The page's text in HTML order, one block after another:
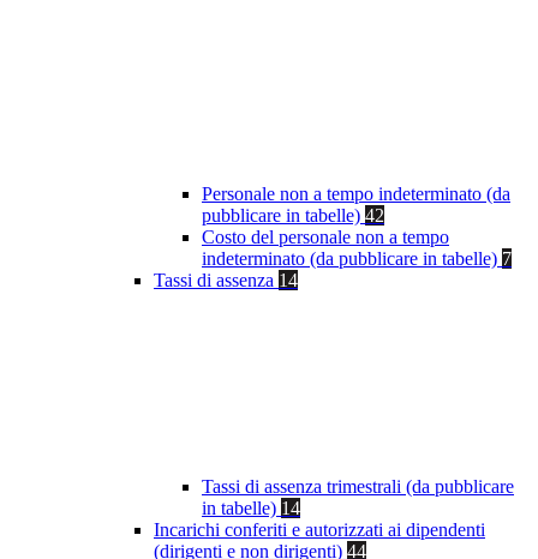
Personale non a tempo indeterminato (da
pubblicare in tabelle) 42
Costo del personale non a tempo
indeterminato (da pubblicare in tabelle) 7
Tassi di assenza 14
Tassi di assenza trimestrali (da pubblicare
in tabelle) 14
Incarichi conferiti e autorizzati ai dipendenti
(dirigenti e non dirigenti) 44